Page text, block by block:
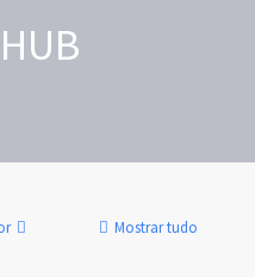
Mostrar tudo